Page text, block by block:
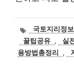
태
그
국토지리정
꿀팁공유 , 실
용방법총정리
,